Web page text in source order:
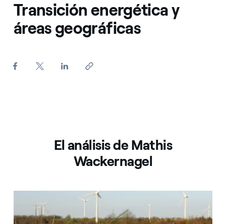
Transición energética y
áreas geográficas
El análisis de Mathis
Wackernagel